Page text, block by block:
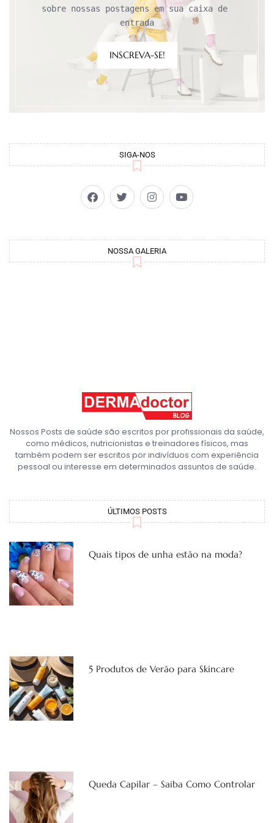
sobre nossas postagens em sua caixa de
entrada
INSCREVA-SE!
SIGA-NOS
NOSSA GALERIA
Nossos Posts de saúde são escritos por profissionais da saúde,
como médicos, nutricionistas e treinadores físicos, mas
também podem ser escritos por indivíduos com experiência
pessoal ou interesse em determinados assuntos de saúde.
ÚLTIMOS POSTS
Quais tipos de unha estão na moda?
5 Produtos de Verão para Skincare
Queda Capilar – Saiba Como Controlar